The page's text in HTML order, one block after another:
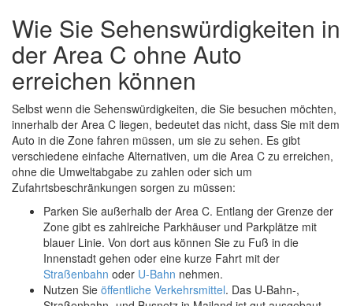
Wie Sie Sehenswürdigkeiten in
der Area C ohne Auto
erreichen können
Selbst wenn die Sehenswürdigkeiten, die Sie besuchen möchten,
innerhalb der Area C liegen, bedeutet das nicht, dass Sie mit dem
Auto in die Zone fahren müssen, um sie zu sehen. Es gibt
verschiedene einfache Alternativen, um die Area C zu erreichen,
ohne die Umweltabgabe zu zahlen oder sich um
Zufahrtsbeschränkungen sorgen zu müssen:
Parken Sie außerhalb der Area C. Entlang der Grenze der
Zone gibt es zahlreiche Parkhäuser und Parkplätze mit
blauer Linie. Von dort aus können Sie zu Fuß in die
Innenstadt gehen oder eine kurze Fahrt mit der
Straßenbahn oder U-Bahn nehmen.
Nutzen Sie öffentliche Verkehrsmittel. Das U-Bahn-,